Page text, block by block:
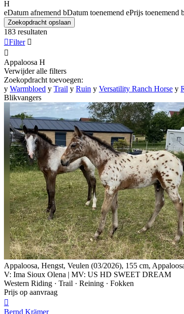
H
eDatum afnemend bDatum toenemend ePrijs toenemend
Zoekopdracht opslaan
183 resultaten
Filter 

Appaloosa H
Verwijder alle filters
Zoekopdracht toevoegen:
y Warmbloed y Trail y Ruin y Versatility Ranch Horse y
Blikvangers
Appaloosa, Hengst, Veulen (03/2026), 155 cm,
V: Ima Sioux Olena | MV: US HD SWEET DREAM
Western Riding · Trail · Reining · Fokken
Prijs op aanvraag

Bernd Krämer